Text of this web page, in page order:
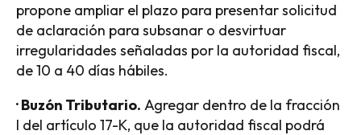
propone ampliar el plazo para presentar solicitud
de aclaración para subsanar o desvirtuar
irregularidades señaladas por la autoridad fiscal,
de 10 a 40 días hábiles.
· Buzón Tributario. Agregar dentro de la fracción
I del artículo 17-K, que la autoridad fiscal podrá